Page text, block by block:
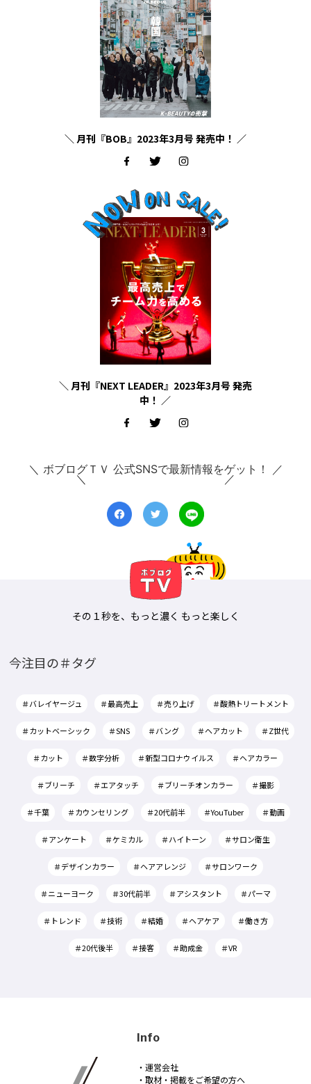
＼ 月刊『BOB』2023年3月号 発売中！ ／
＼ 月刊『NEXT LEADER』2023年3月号 発売
中！ ／
＼ ボブログＴＶ 公式SNSで最新情報をゲット！ ／
その１秒を、もっと濃く もっと楽しく
今注目の＃タグ
＃バレイヤージュ ＃最高売上 ＃売り上げ ＃酸熱トリートメント
＃カットベーシック ＃SNS ＃バング ＃ヘアカット ＃Z世代
＃カット ＃数字分析 ＃新型コロナウイルス ＃ヘアカラー
＃ブリーチ ＃エアタッチ ＃ブリーチオンカラー ＃撮影
＃千葉 ＃カウンセリング ＃20代前半 ＃YouTuber ＃動画
＃アンケート ＃ケミカル ＃ハイトーン ＃サロン衛生
＃デザインカラー ＃ヘアアレンジ ＃サロンワーク
＃ニューヨーク ＃30代前半 ＃アシスタント ＃パーマ
＃トレンド ＃技術 ＃結婚 ＃ヘアケア ＃働き方
＃20代後半 ＃接客 ＃助成金 ＃VR
Info
・運営会社
・取材・掲載をご希望の方へ